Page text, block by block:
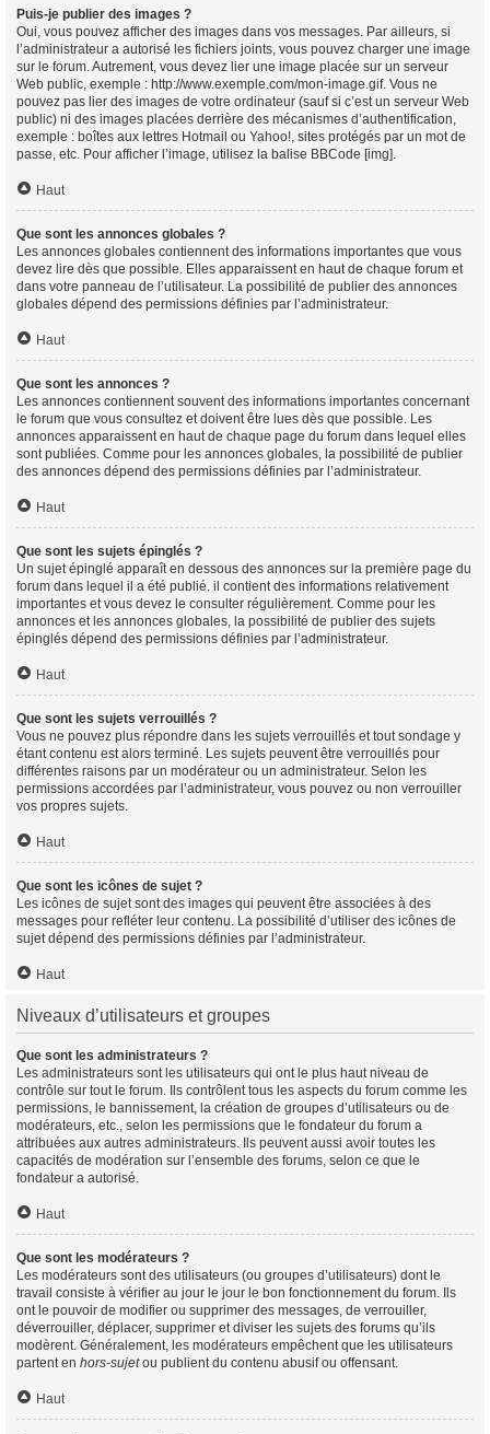
Puis-je publier des images ?
Oui, vous pouvez afficher des images dans vos messages. Par ailleurs, si
l’administrateur a autorisé les fichiers joints, vous pouvez charger une image
sur le forum. Autrement, vous devez lier une image placée sur un serveur
Web public, exemple : http://www.exemple.com/mon-image.gif. Vous ne
pouvez pas lier des images de votre ordinateur (sauf si c’est un serveur Web
public) ni des images placées derrière des mécanismes d’authentification,
exemple : boîtes aux lettres Hotmail ou Yahoo!, sites protégés par un mot de
passe, etc. Pour afficher l’image, utilisez la balise BBCode [img].
Haut
Que sont les annonces globales ?
Les annonces globales contiennent des informations importantes que vous
devez lire dès que possible. Elles apparaissent en haut de chaque forum et
dans votre panneau de l’utilisateur. La possibilité de publier des annonces
globales dépend des permissions définies par l’administrateur.
Haut
Que sont les annonces ?
Les annonces contiennent souvent des informations importantes concernant
le forum que vous consultez et doivent être lues dès que possible. Les
annonces apparaissent en haut de chaque page du forum dans lequel elles
sont publiées. Comme pour les annonces globales, la possibilité de publier
des annonces dépend des permissions définies par l’administrateur.
Haut
Que sont les sujets épinglés ?
Un sujet épinglé apparaît en dessous des annonces sur la première page du
forum dans lequel il a été publié. il contient des informations relativement
importantes et vous devez le consulter régulièrement. Comme pour les
annonces et les annonces globales, la possibilité de publier des sujets
épinglés dépend des permissions définies par l’administrateur.
Haut
Que sont les sujets verrouillés ?
Vous ne pouvez plus répondre dans les sujets verrouillés et tout sondage y
étant contenu est alors terminé. Les sujets peuvent être verrouillés pour
différentes raisons par un modérateur ou un administrateur. Selon les
permissions accordées par l’administrateur, vous pouvez ou non verrouiller
vos propres sujets.
Haut
Que sont les icônes de sujet ?
Les icônes de sujet sont des images qui peuvent être associées à des
messages pour refléter leur contenu. La possibilité d’utiliser des icônes de
sujet dépend des permissions définies par l’administrateur.
Haut
Niveaux d’utilisateurs et groupes
Que sont les administrateurs ?
Les administrateurs sont les utilisateurs qui ont le plus haut niveau de
contrôle sur tout le forum. Ils contrôlent tous les aspects du forum comme les
permissions, le bannissement, la création de groupes d’utilisateurs ou de
modérateurs, etc., selon les permissions que le fondateur du forum a
attribuées aux autres administrateurs. Ils peuvent aussi avoir toutes les
capacités de modération sur l’ensemble des forums, selon ce que le
fondateur a autorisé.
Haut
Que sont les modérateurs ?
Les modérateurs sont des utilisateurs (ou groupes d’utilisateurs) dont le
travail consiste à vérifier au jour le jour le bon fonctionnement du forum. Ils
ont le pouvoir de modifier ou supprimer des messages, de verrouiller,
déverrouiller, déplacer, supprimer et diviser les sujets des forums qu’ils
modèrent. Généralement, les modérateurs empêchent que les utilisateurs
partent en hors-sujetou publient du contenu abusif ou offensant.
Haut